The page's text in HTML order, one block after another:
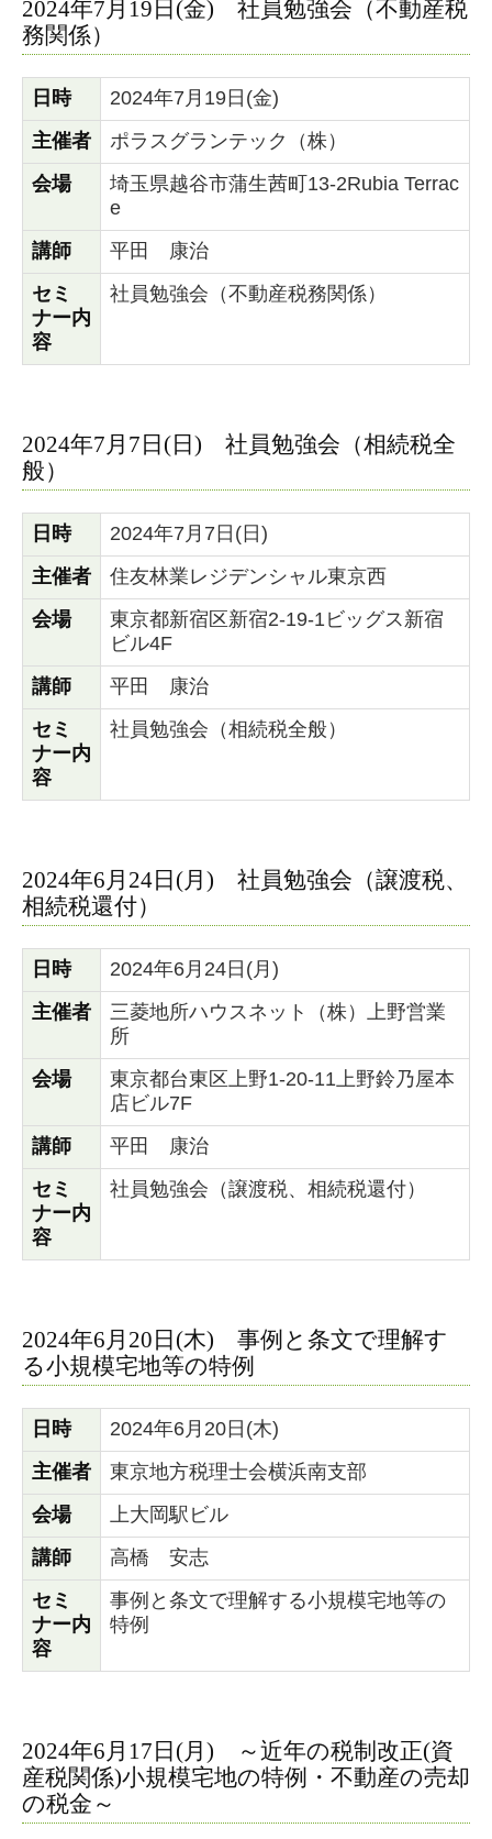
2024年7月19日(金) 社員勉強会（不動産税
務関係）
日時
2024年7月19日(金)
主催者
ポラスグランテック（株）
会場
埼玉県越谷市蒲生茜町13-2Rubia Terrac
e
講師
平田 康治
セミ
ナー内
容
社員勉強会（不動産税務関係）
2024年7月7日(日) 社員勉強会（相続税全
般）
日時
2024年7月7日(日)
主催者
住友林業レジデンシャル東京西
会場
東京都新宿区新宿2-19-1ビッグス新宿
ビル4F
講師
平田 康治
セミ
ナー内
容
社員勉強会（相続税全般）
2024年6月24日(月) 社員勉強会（譲渡税、
相続税還付）
日時
2024年6月24日(月)
主催者
三菱地所ハウスネット（株）上野営業
所
会場
東京都台東区上野1-20-11上野鈴乃屋本
店ビル7F
講師
平田 康治
セミ
ナー内
容
社員勉強会（譲渡税、相続税還付）
2024年6月20日(木) 事例と条文で理解す
る小規模宅地等の特例
日時
2024年6月20日(木)
主催者
東京地方税理士会横浜南支部
会場
上大岡駅ビル
講師
高橋 安志
セミ
ナー内
容
事例と条文で理解する小規模宅地等の
特例
2024年6月17日(月) ～近年の税制改正(資
産税関係)小規模宅地の特例・不動産の売却
の税金～